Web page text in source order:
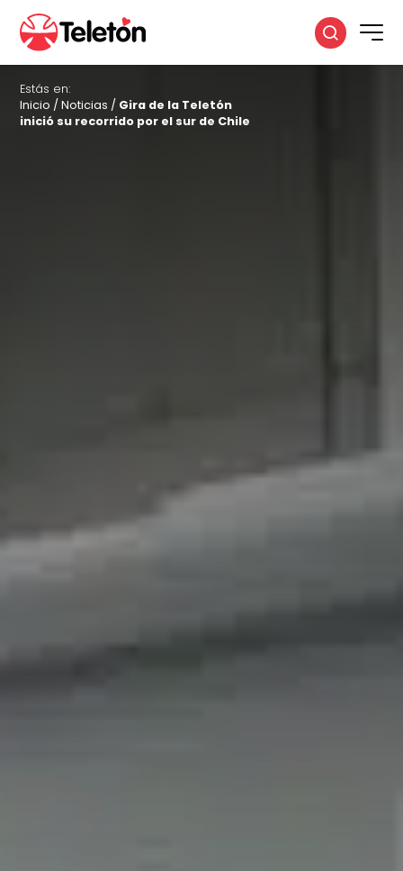
Estás en:
Inicio /Noticias / Gira de la Teletón
inició su recorrido por el sur de Chile